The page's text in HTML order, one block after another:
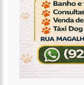
16:11 O IMF INSTITUTO
ENCONTRO PARA
07:18
LISTA DE
06:52 COTAÇÃO DO
20:14 ‘ENQUANTO O